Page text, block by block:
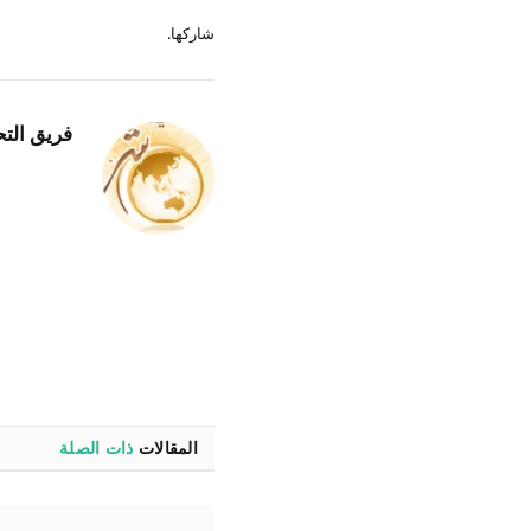
شاركها.
فريق
المقالات ذات الصلة